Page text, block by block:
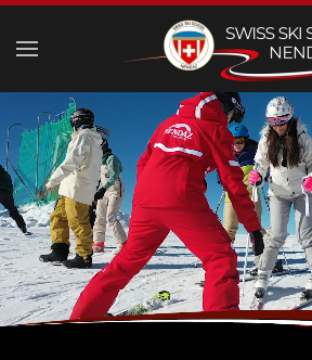
Skip to main content